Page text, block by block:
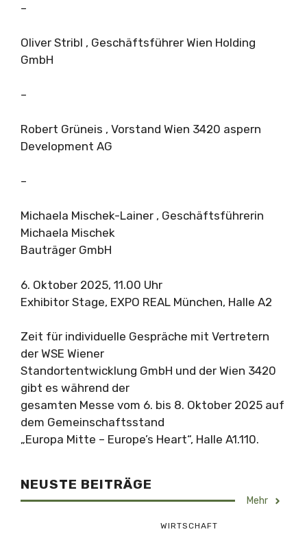
–
Oliver Stribl , Geschäftsführer Wien Holding
GmbH
–
Robert Grüneis , Vorstand Wien 3420 aspern
Development AG
–
Michaela Mischek-Lainer , Geschäftsführerin
Michaela Mischek
Bauträger GmbH
6. Oktober 2025, 11.00 Uhr
Exhibitor Stage, EXPO REAL München, Halle A2
Zeit für individuelle Gespräche mit Vertretern
der WSE Wiener
Standortentwicklung GmbH und der Wien 3420
gibt es während der
gesamten Messe vom 6. bis 8. Oktober 2025 auf
dem Gemeinschaftsstand
„Europa Mitte – Europe’s Heart“, Halle A1.110.
NEUSTE BEITRÄGE
Mehr
WIRTSCHAFT